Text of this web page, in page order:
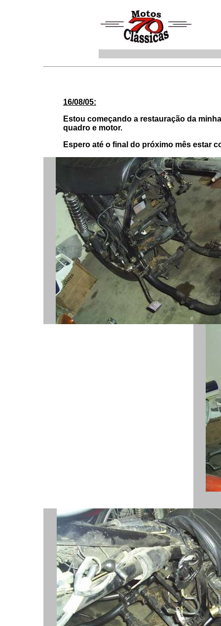
16/08/05:
Estou começando a restauração da
quadro e motor.
Espero até o final do próximo mês estar